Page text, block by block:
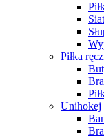
Piłka
Unihokej